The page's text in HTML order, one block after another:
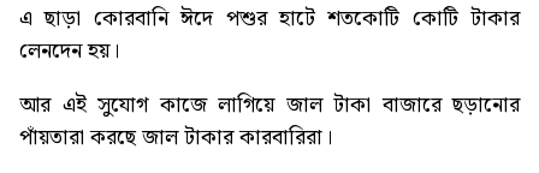
এ ছাড়া কোরবানি ঈদে পশুর হাটে শতকোটি কোটি টাকার
লেনদেন হয়।
আর এই সুযোগ কাজে লাগিয়ে জাল টাকা বাজারে ছড়ানোর
পাঁয়তারা করছে জাল টাকার কারবারিরা।